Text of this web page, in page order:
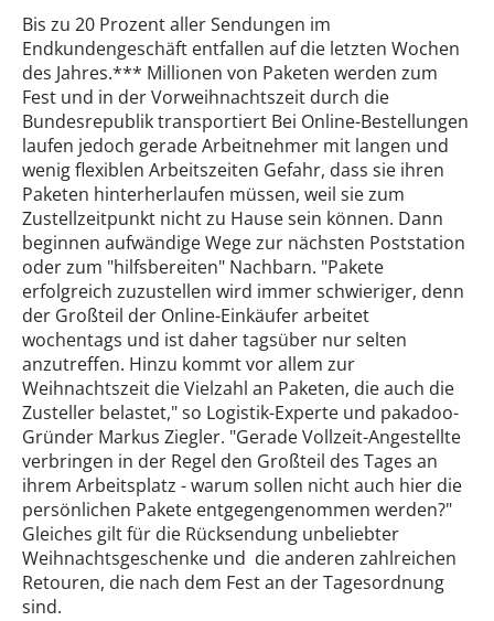
Bis zu 20 Prozent aller Sendungen im
Endkundengeschäft entfallen auf die letzten Wochen
des Jahres.*** Millionen von Paketen werden zum
Fest und in der Vorweihnachtszeit durch die
Bundesrepublik transportiert Bei Online-Bestellungen
laufen jedoch gerade Arbeitnehmer mit langen und
wenig flexiblen Arbeitszeiten Gefahr, dass sie ihren
Paketen hinterherlaufen müssen, weil sie zum
Zustellzeitpunkt nicht zu Hause sein können. Dann
beginnen aufwändige Wege zur nächsten Poststation
oder zum "hilfsbereiten" Nachbarn. "Pakete
erfolgreich zuzustellen wird immer schwieriger, denn
der Großteil der Online-Einkäufer arbeitet
wochentags und ist daher tagsüber nur selten
anzutreffen. Hinzu kommt vor allem zur
Weihnachtszeit die Vielzahl an Paketen, die auch die
Zusteller belastet," so Logistik-Experte und pakadoo-
Gründer Markus Ziegler. "Gerade Vollzeit-Angestellte
verbringen in der Regel den Großteil des Tages an
ihrem Arbeitsplatz - warum sollen nicht auch hier die
persönlichen Pakete entgegengenommen werden?"
Gleiches gilt für die Rücksendung unbeliebter
Weihnachtsgeschenke und die anderen zahlreichen
Retouren, die nach dem Fest an der Tagesordnung
sind.